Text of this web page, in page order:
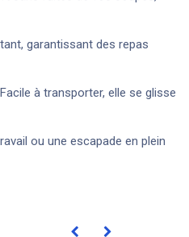
garantissant des repas
à transporter, elle se glisse
ou une escapade en plein